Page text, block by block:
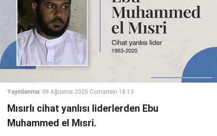
Yayınlanma: 09 Ağustos 2025 Cumartesi 18:13
Mısırlı cihat yanlısı liderlerden Ebu
Muhammed el Mısri.